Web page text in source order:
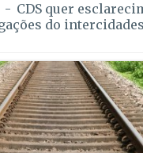
- CDS quer
do